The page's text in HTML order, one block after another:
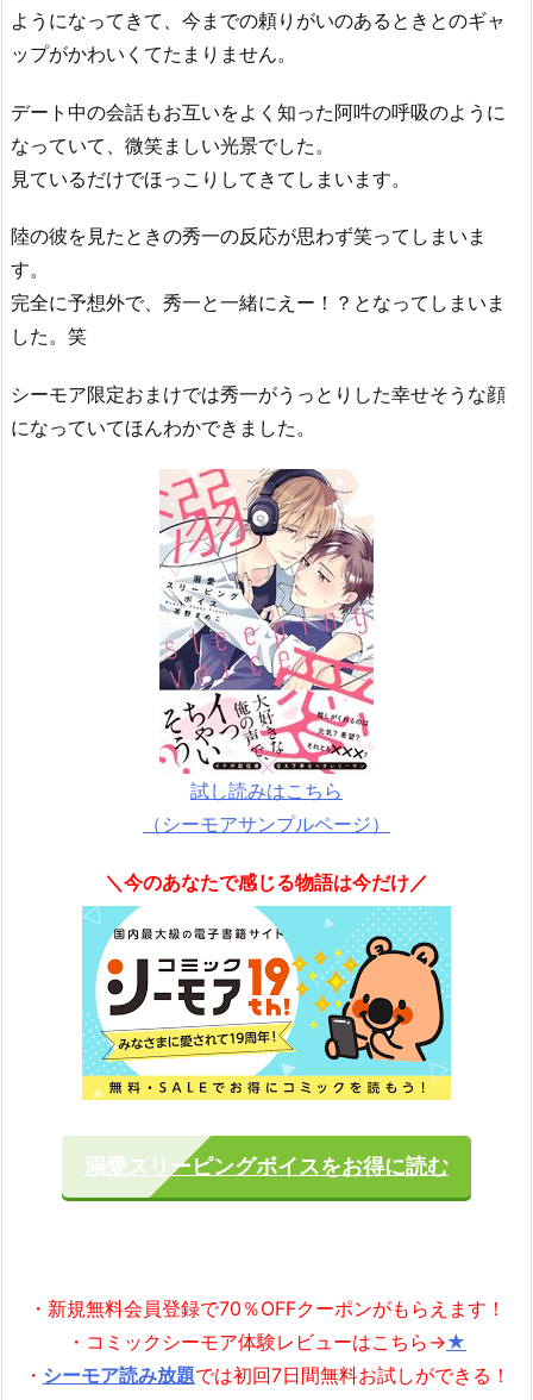
ようになってきて、今までの頼りがいのあるときとのギャ
ップがかわいくてたまりません。
デート中の会話もお互いをよく知った阿吽の呼吸のように
なっていて、微笑ましい光景でした。
見ているだけでほっこりしてきてしまいます。
陸の彼を見たときの秀一の反応が思わず笑ってしまいま
す。
完全に予想外で、秀一と一緒にえー！？となってしまいま
した。笑
シーモア限定おまけでは秀一がうっとりした幸せそうな顔
になっていてほんわかできました。
試し読みはこちら
（シーモアサンプルページ）
＼今のあなたで感じる物語は今だけ／
溺愛スリーピングボイスをお得に読む
・新規無料会員登録で70％OFFクーポンがもらえます！
・コミックシーモア体験レビューはこちら→★
・ シーモア読み放題では初回7日間無料お試しができる！